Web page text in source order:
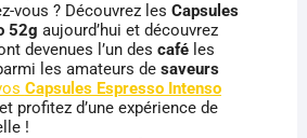
vous ? Découvrez les Capsules
52g aujourd’hui et découvrez
devenues l’un des caféles
les amateurs de saveurs
Capsules Espresso Intenso
profitez d’une expérience de
!